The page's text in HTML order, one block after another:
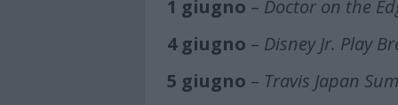
1 giugno – Doctor on the
4 giugno – Disney Jr. Play
5 giugno – Travis Japan